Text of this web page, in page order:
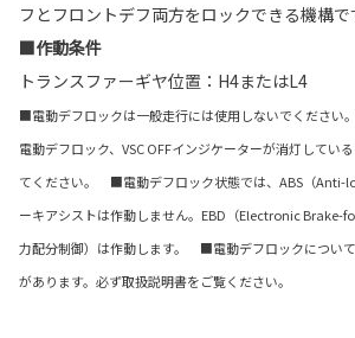
フとフロントデフ両方をロックできる機構で
■作動条件
トランスファーギヤ位置：H4またはL4
■電動デフロックは一般走行には使用しないでください
電動デフロック、VSC OFFインジケーターが消灯してい
てください。 ■電動デフロック状態では、ABS（Anti-
ーキアシストは作動しません。EBD（Electronic
力配分制御）は作動します。 ■電動デフロックについ
があります。必ず取扱説明書をご覧ください。